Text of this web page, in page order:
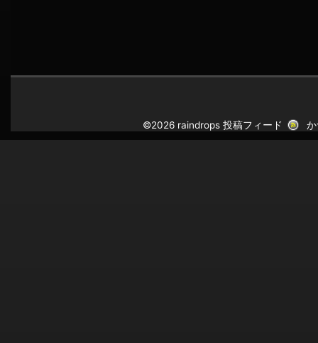
©2026 raindrops投稿フィード